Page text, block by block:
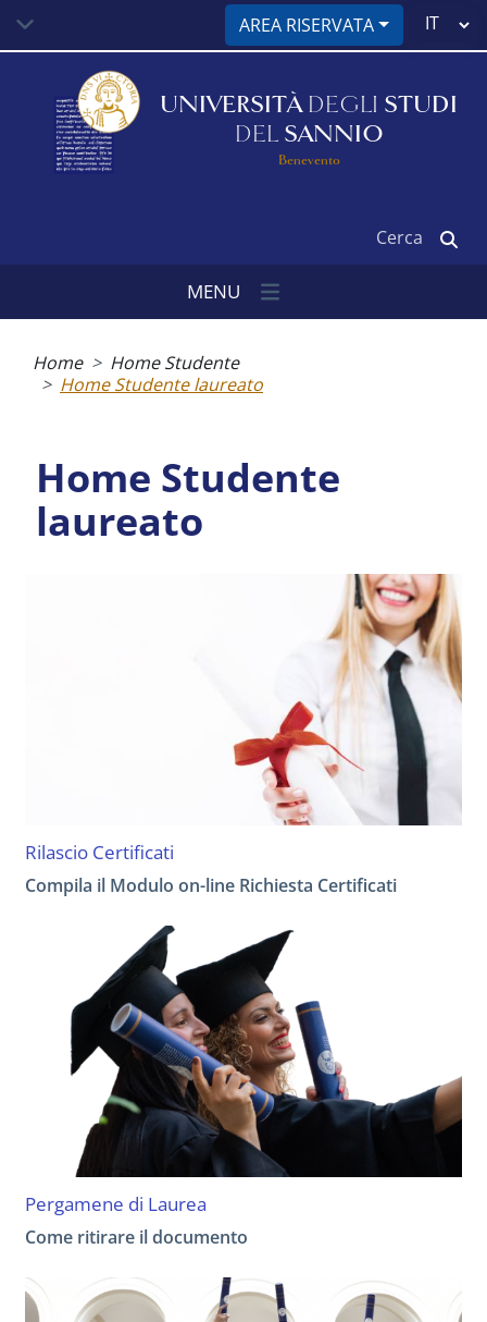
contenuto
AREA RISERVATA
Select
UNIVERSITÀ DEGLI STUDI
DEL SANNIO
Benevento
MENU
pane
Home
Home Studente
Home Studente laureato
Home Studente
laureato
Rilascio Certificati
Compila il Modulo on-line Richiesta Certificati
Pergamene di Laurea
Come ritirare il documento